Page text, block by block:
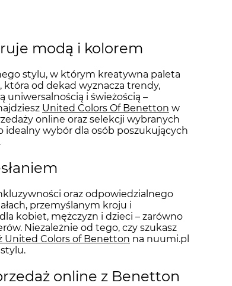
modą i kolorem
stylu, w którym kreatywna paleta
która od dekad wyznacza trendy,
uniwersalnością i świeżością –
United Colors Of Benetton w
online oraz selekcji wybranych
idealny wybór dla osób poszukujących
oraz odpowiedzialnego
przemyślanym kroju i
kobiet, mężczyzn i dzieci – zarówno
Niezależnie od tego, czy szukasz
United Colors of Benetton na nuumi.pl
online z Benetton